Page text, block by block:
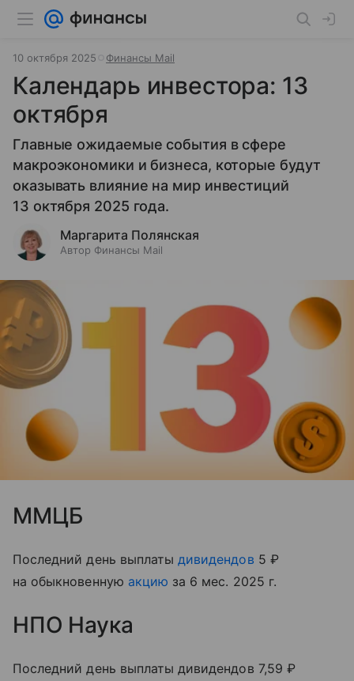
10 октября 2025 Финансы Mail
Календарь инвестора: 13
октября
Главные ожидаемые события в сфере
макроэкономики и бизнеса, которые будут
оказывать влияние на мир инвестиций
13 октября 2025 года.
Маргарита Полянская
Автор Финансы Mail
ММЦБ
Последний день выплатыдивидендов 5 ₽
на обыкновенную акцию за 6 мес. 2025 г.
НПО Наука
Последний день выплаты дивидендов 7,59 ₽